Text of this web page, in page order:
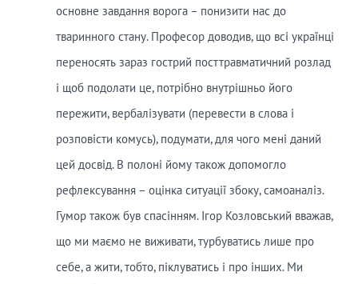
основне завдання ворога – понизити нас до
тваринного стану. Професор доводив, що всі українці
переносять зараз гострий посттравматичний розлад
і щоб подолати це, потрібно внутрішньо його
пережити, вербалізувати (перевести в слова і
розповісти комусь), подумати, для чого мені даний
цей досвід. В полоні йому також допомогло
рефлексування – оцінка ситуації збоку, самоаналіз.
Гумор також був спасінням. Ігор Козловський вважав,
що ми маємо не виживати, турбуватись лише про
себе, а жити, тобто, піклуватись і про інших. Ми